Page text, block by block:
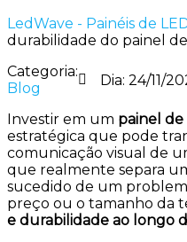
LedWave - Painéis de
durabilidade do painel
Categoria:
Blog
Dia: 24/11/
Investir em um painel de
estratégica que pode
comunicação visual de
que realmente separa
sucedido de um
preço ou o tamanho da
e durabilidade ao longo